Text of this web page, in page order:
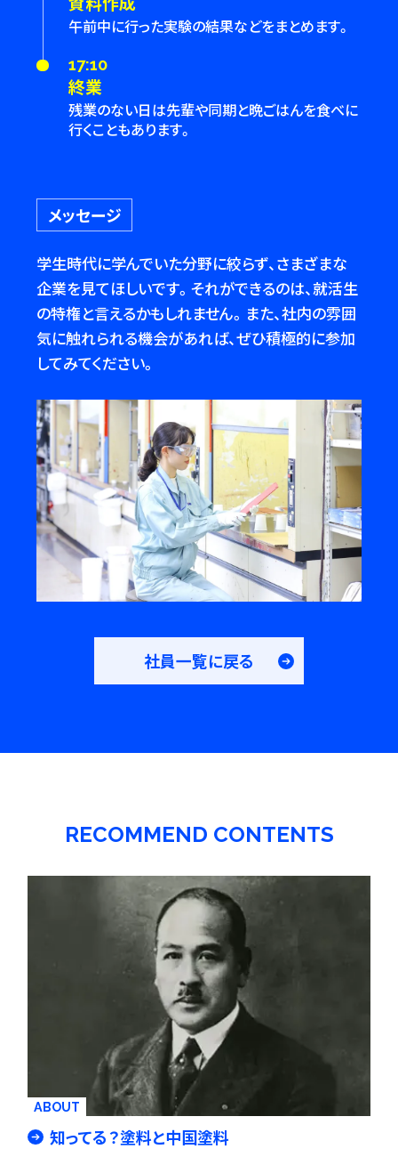
午前中に行った実験の結果などをまとめます。
17:10
終業
残業のない日は先輩や同期と晩ごはんを食べに
行くこともあります。
メッセージ
学生時代に学んでいた分野に絞らず、さまざまな
企業を見てほしいです。それができるのは、就活生
の特権と言えるかもしれません。また、社内の雰囲
気に触れられる機会があれば、ぜひ積極的に参加
してみてください。
社員一覧に戻る
RECOMMEND CONTENTS
ABOUT
知ってる？塗料と中国塗料